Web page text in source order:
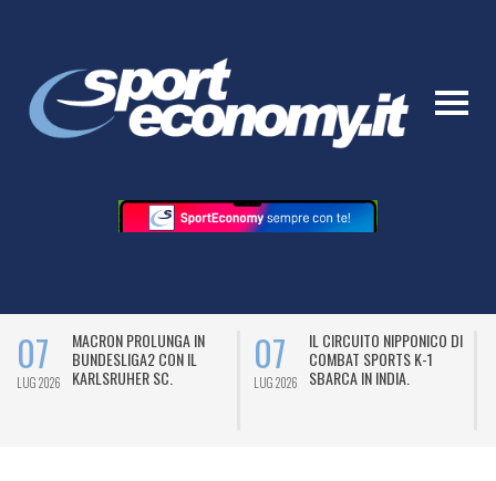
07
LUG 2026
MACRON PROLUNGA IN
BUNDESLIGA2 CON IL
KARLSRUHER SC.
07
LUG 2026
IL CIRCUITO NIPPONICO DI
COMBAT SPORTS K-1
SBARCA IN INDIA.